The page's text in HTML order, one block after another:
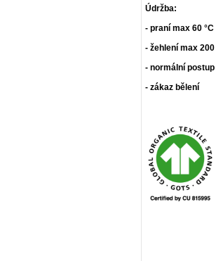
Údržba:
- praní max 60 °C
- žehlení max 200
- normální
- zákaz bělení